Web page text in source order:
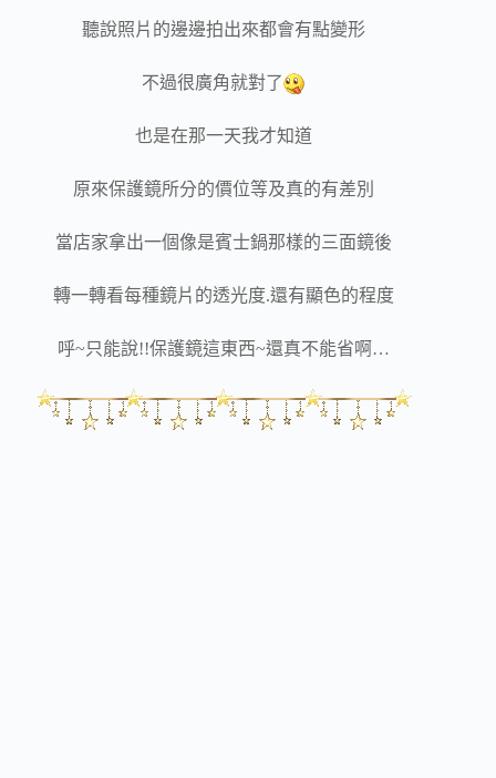
聽說照片的邊邊拍出來都會有點變形
不過很廣角就對了
也是在那一天我才知道
原來保護鏡所分的價位等及真的有差別
當店家拿出一個像是賓士鍋那樣的三面鏡後
轉一轉看每種鏡片的透光度.還有顯色的程度
呼~只能說!!保護鏡這東西~還真不能省啊…